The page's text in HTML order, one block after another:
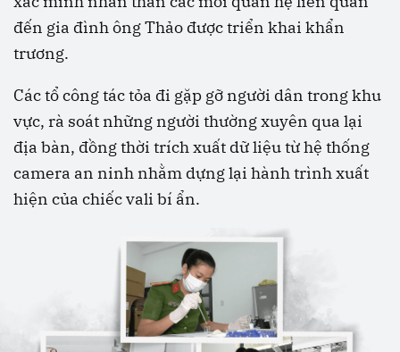
đến gia đình ông Thảo được triển khai khẩn
trương.
Các tổ công tác tỏa đi gặp gỡ người dân trong khu
vực, rà soát những người thường xuyên qua lại
địa bàn, đồng thời trích xuất dữ liệu từ hệ thống
camera an ninh nhằm dựng lại hành trình xuất
hiện của chiếc vali bí ẩn.